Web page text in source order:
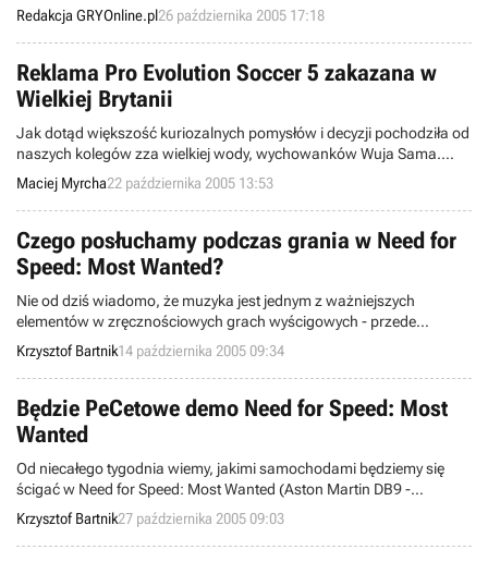
sterowanie zawodnikami na murawie, a także zawiera szereg porad
na temat tego, jak najłatwiej strzelać gole.
Redakcja GRYOnline.pl26 października 2005 17:18
Reklama Pro Evolution Soccer 5 zakazana w
Wielkiej Brytanii
Jak dotąd większość kuriozalnych pomysłów i decyzji pochodziła od
naszych kolegów zza wielkiej wody, wychowanków Wuja Sama.
Jednak to, co zrobili brytyjscy cenzorzy, chyba bije na głowę
wszystko co widzieliśmy lub czytaliśmy. Otóż panowie ci zabronili
wyświetlania na Wyspach Brytyjskich reklamy gry Pro Evolution
Soccer 5.
Maciej Myrcha22 października 2005 13:53
Czego posłuchamy podczas grania w Need for
Speed: Most Wanted?
Nie od dziś wiadomo, że muzyka jest jednym z ważniejszych
elementów w zręcznościowych grach wyścigowych - przede
wszystkim motywuje do dynamicznej jazdy wszystkich wirtualnych
kierowców. Korporacja Electronic Arts ujawniła pełną listę
kompozycji, jakie znajdą się na ścieżce dźwiękowej do Need for
Speed: Most Wanted.
Krzysztof Bartnik14 października 2005 09:34
Będzie PeCetowe demo Need for Speed: Most
Wanted
Od niecałego tygodnia wiemy, jakimi samochodami będziemy się
ścigać w Need for Speed: Most Wanted (Aston Martin DB9 -
nadchodzę!:-)). Kilka z wymienionych na tamtej liście maszyn raczej
na pewno znajdzie się też w grywalnej wersji demonstracyjnej
nadchodzącej gry wyścigowej.
Krzysztof Bartnik27 października 2005 09:03